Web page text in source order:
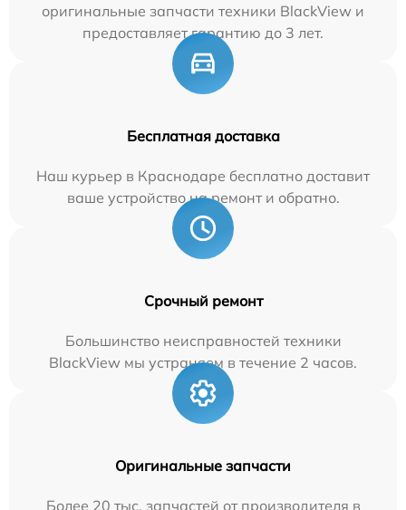
оригинальные запчасти техники BlackView и
предоставляет гарантию до 3 лет.
Бесплатная доставка
Наш курьер в Краснодаре бесплатно доставит
ваше устройство на ремонт и обратно.
Срочный ремонт
Большинство неисправностей техники
BlackView мы устраняем в течение 2 часов.
Оригинальные запчасти
Более 20 тыс. запчастей от производителя в